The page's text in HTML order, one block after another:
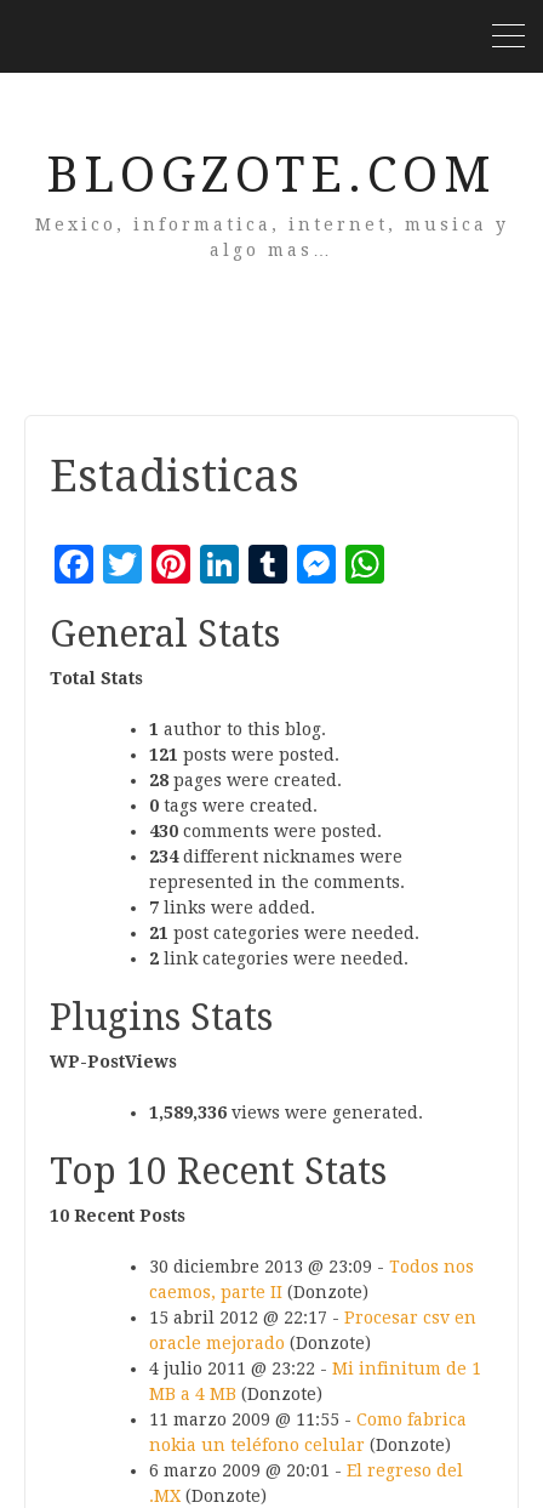
BLOGZOTE.COM
Mexico, informatica, internet, musica y
algo mas…
Estadisticas
Facebook
Twitter
Pinterest
LinkedIn
Tumblr
Messenger
General Stats
Total Stats
1 author to this blog.
121 posts were posted.
28 pages were created.
0 tags were created.
430 comments were posted.
234different nicknames were
represented in the comments.
7 links were added.
21 post categories were needed.
2 link categories were needed.
Plugins Stats
WP-PostViews
1,589,336 views were generated.
Top 10 Recent Stats
10 Recent Posts
30 diciembre 2013 @ 23:09 - Todos nos
caemos, parte II (Donzote)
15 abril 2012 @ 22:17 - Procesar csv en
oracle mejorado (Donzote)
4 julio 2011 @ 23:22 - Mi infinitum de 1
MB a 4 MB (Donzote)
11 marzo 2009 @ 11:55 - Como fabrica
nokia un teléfono celular (Donzote)
6 marzo 2009 @ 20:01 - El regreso del
.MX (Donzote)